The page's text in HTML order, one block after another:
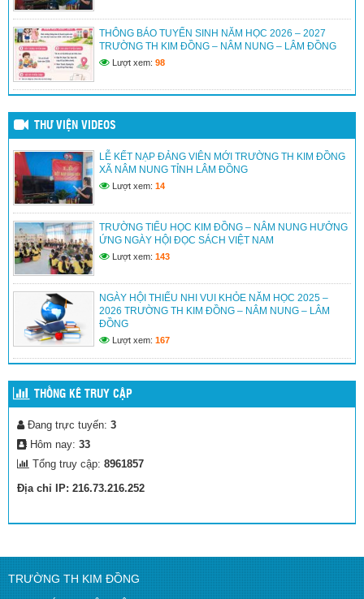
(30/05/2026)
HỘI THI HỌC SINH GIỎI THỂ DỤC THỂ THAO CẤP
TRƯỜNG LẦN THỨ NHẤT NĂM 2026 CỦA TRƯỜNG TH
KIM ĐỒNG – NÂM NUNG – LÂM ĐỒNG
(25/04/2026)
THÔNG BÁO TUYỂN SINH NĂM HỌC 2026 – 2027
TRƯỜNG TH KIM ĐỒNG – NÂM NUNG – LÂM ĐỒNG
Lượt xem: 98
THƯ VIỆN VIDEOS
LỄ KẾT NẠP ĐẢNG VIÊN MỚI TRƯỜNG TH KIM ĐỒNG
XÃ NÂM NUNG TỈNH LÂM ĐỒNG
Lượt xem: 14
TRƯỜNG TIỂU HỌC KIM ĐỒNG – NÂM NUNG HƯỞNG
ỨNG NGÀY HỘI ĐỌC SÁCH VIỆT NAM
Lượt xem: 143
NGÀY HỘI THIẾU NHI VUI KHỎE NĂM HỌC 2025 –
2026 TRƯỜNG TH KIM ĐỒNG – NÂM NUNG – LÂM
ĐỒNG
Lượt xem: 167
THỐNG KÊ TRUY CẬP
Đang trực tuyến: 3
Hôm nay: 33
Tổng truy cập: 8961857
Địa chỉ IP: 216.73.216.252
TRƯỜNG TH KIM ĐỒNG